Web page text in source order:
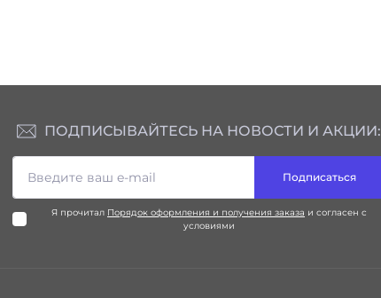
ПОДПИСЫВАЙТЕСЬ НА НОВОСТИ И АКЦИИ:
Подписаться
Я прочитал Порядок оформления и получения заказа и согласен с
условиями